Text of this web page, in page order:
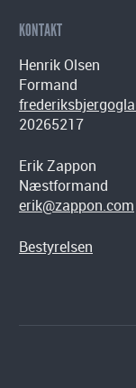
KONTAKT
Henrik Olsen
Formand
20265217
Erik Zappon
Næstformand
erik@zappon.com
Bestyrelsen